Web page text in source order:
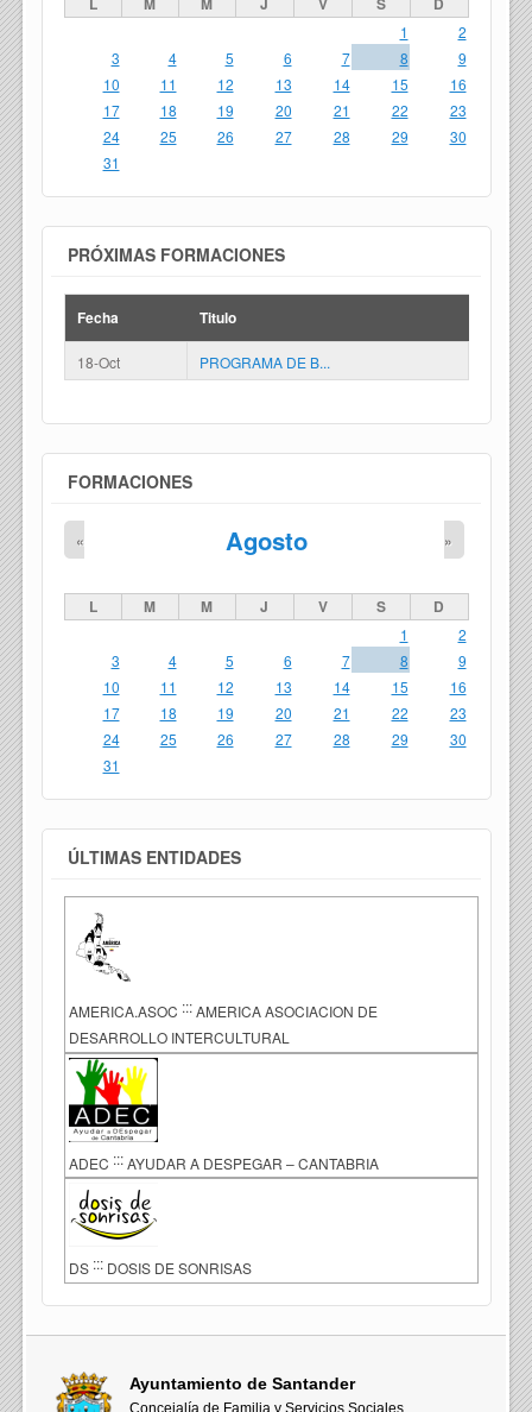
1
2
3
4 5 6 7 8
9
10
11 12 13 14 15
16
17
18 19 20 21 22
23
24
25 26 27 28 29
30
31
PRÓXIMAS FORMACIONES
Fecha Titulo
18-Oct PROGRAMA DE B...
FORMACIONES
Agosto
« »
L M M J V S D
1
2
3
4 5 6 7 8
9
10
11 12 13 14 15
16
17
18 19 20 21 22
23
24
25 26 27 28 29
30
31
ÚLTIMAS ENTIDADES
AMERICA.ASOC ::: AMERICA ASOCIACION DE
DESARROLLO INTERCULTURAL
ADEC ::: AYUDAR A DESPEGAR – CANTABRIA
DS ::: DOSIS DE SONRISAS
Ayuntamiento de Santander
Concejalía de Familia y Servicios Sociales